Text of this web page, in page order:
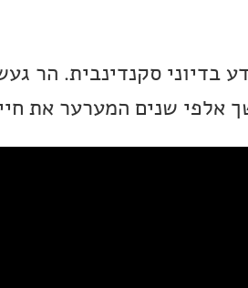
בדיוני סקנדינבית. הר
אלפי שנים המערער את